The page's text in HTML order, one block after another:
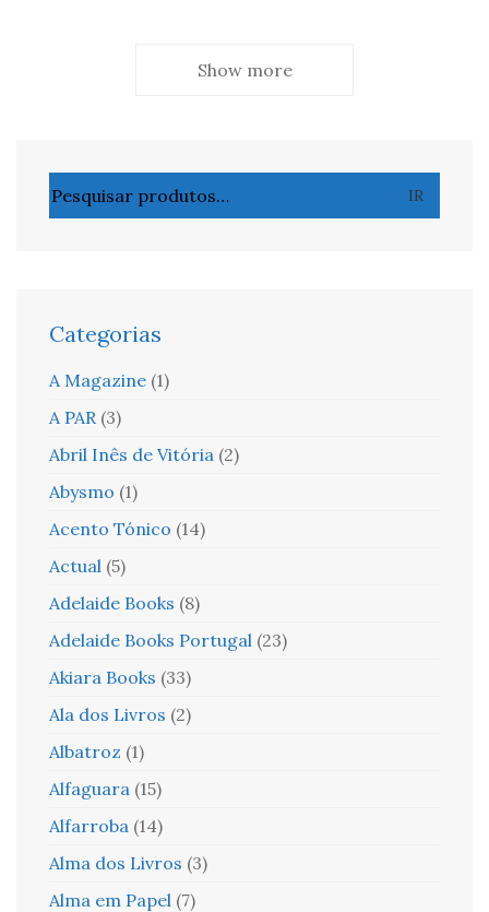
Show more
por:
IR
Categorias
A Magazine (1)
A PAR (3)
Abril Inês de Vitória (2)
Abysmo (1)
Acento Tónico (14)
Actual (5)
Adelaide Books (8)
Adelaide Books Portugal (23)
Akiara Books (33)
Ala dos Livros (2)
Albatroz (1)
Alfaguara (15)
Alfarroba (14)
Alma dos Livros (3)
Alma em Papel (7)